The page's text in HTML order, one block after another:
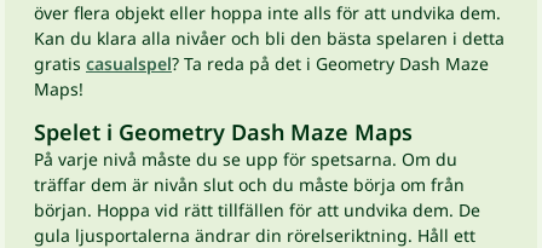
över flera objekt eller hoppa inte alls för att undvika dem.
Kan du klara alla nivåer och bli den bästa spelaren i detta
gratis casualspel? Ta reda på det i Geometry Dash Maze
Maps!
Spelet i Geometry Dash Maze Maps
På varje nivå måste du se upp för spetsarna. Om du
träffar dem är nivån slut och du måste börja om från
början. Hoppa vid rätt tillfällen för att undvika dem. De
gula ljusportalerna ändrar din rörelseriktning. Håll ett